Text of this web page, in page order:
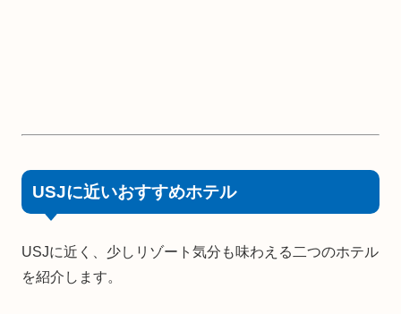
USJに近いおすすめホテル
USJに近く、少しリゾート気分も味わえる二つのホテル
を紹介します。